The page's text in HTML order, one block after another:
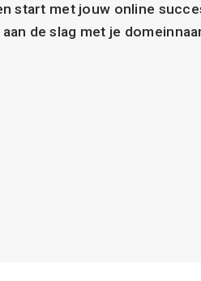
start met jouw online
de slag met je